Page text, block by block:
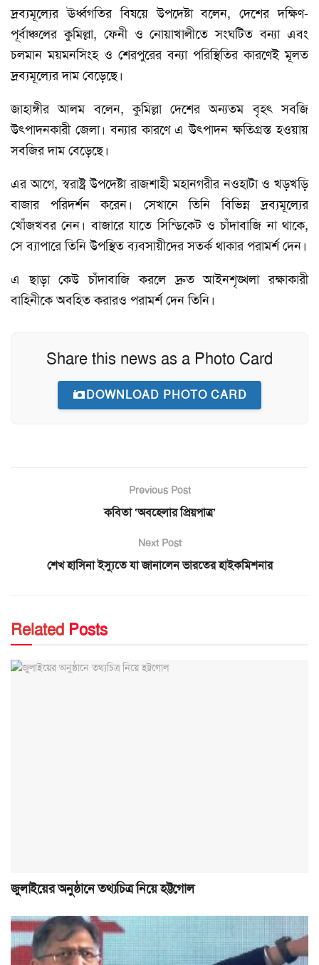
দ্রব্যমূল্যের ঊর্ধ্বগতির বিষয়ে উপদেষ্টা বলেন, দেশের দক্ষিণ-
পূর্বাঞ্চলের কুমিল্লা, ফেনী ও নোয়াখালীতে সংঘটিত বন্যা এবং
চলমান ময়মনসিংহ ও শেরপুরের বন্যা পরিস্থিতির কারণেই মূলত
দ্রব্যমূল্যের দাম বেড়েছে।
জাহাঙ্গীর আলম বলেন, কুমিল্লা দেশের অন্যতম বৃহৎ সবজি
উৎপাদনকারী জেলা। বন্যার কারণে এ উৎপাদন ক্ষতিগ্রস্ত হওয়ায়
সবজির দাম বেড়েছে।
এর আগে, স্বরাষ্ট্র উপদেষ্টা রাজশাহী মহানগরীর নওহাটা ও খড়খড়ি
বাজার পরিদর্শন করেন। সেখানে তিনি বিভিন্ন দ্রব্যমূল্যের
খোঁজখবর নেন। বাজারে যাতে সিন্ডিকেট ও চাঁদাবাজি না থাকে,
সে ব্যাপারে তিনি উপস্থিত ব্যবসায়ীদের সতর্ক থাকার পরামর্শ দেন।
এ ছাড়া কেউ চাঁদাবাজি করলে দ্রুত আইনশৃঙ্খলা রক্ষাকারী
বাহিনীকে অবহিত করারও পরামর্শ দেন তিনি।
Share this news as a Photo Card
DOWNLOAD PHOTO CARD
Previous Post
কবিতা ‘অবহেলার প্রিয়পাত্র’
Next Post
শেখ হাসিনা ইস্যুতে যা জানালেন ভারতের হাইকমিশনার
Related Posts
জুলাইয়ের অনুষ্ঠানে তথ্যচিত্র নিয়ে হট্টগোল